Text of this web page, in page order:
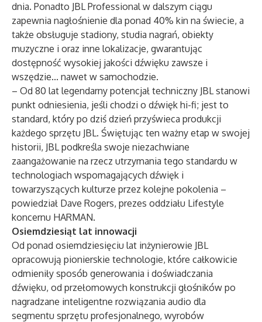
dnia. Ponadto JBL Professional w dalszym ciągu
zapewnia nagłośnienie dla ponad 40% kin na świecie, a
także obsługuje stadiony, studia nagrań, obiekty
muzyczne i oraz inne lokalizacje, gwarantując
dostępność wysokiej jakości dźwięku zawsze i
wszędzie... nawet w samochodzie.
– Od 80 lat legendarny potencjał techniczny JBL stanowi
punkt odniesienia, jeśli chodzi o dźwięk hi-fi; jest to
standard, który po dziś dzień przyświeca produkcji
każdego sprzętu JBL. Świętując ten ważny etap w swojej
historii, JBL podkreśla swoje niezachwiane
zaangażowanie na rzecz utrzymania tego standardu w
technologiach wspomagających dźwięk i
towarzyszących kulturze przez kolejne pokolenia –
powiedział Dave Rogers, prezes oddziału Lifestyle
koncernu HARMAN.
Osiemdziesiąt lat innowacji
Od ponad osiemdziesięciu lat inżynierowie JBL
opracowują pionierskie technologie, które całkowicie
odmieniły sposób generowania i doświadczania
dźwięku, od przełomowych konstrukcji głośników po
nagradzane inteligentne rozwiązania audio dla
segmentu sprzętu profesjonalnego, wyrobów